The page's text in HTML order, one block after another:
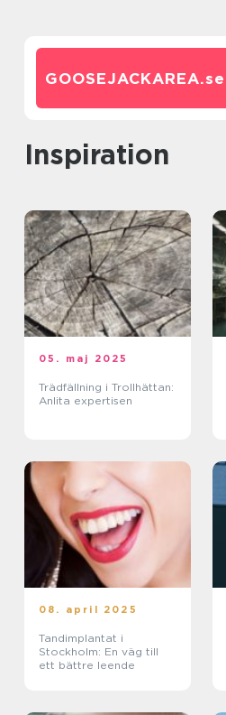
GOOSEJACKAREA.se
inspiration
05. maj 2025
Trädfällning i Trollhättan:
Anlita expertisen
08. april 2025
Tandimplantat i
Stockholm: En väg till
ett bättre leende